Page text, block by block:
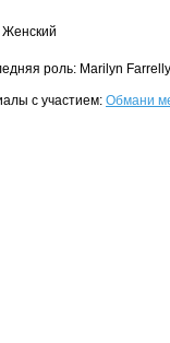
Женский
роль: Marilyn
с участием: Обмани